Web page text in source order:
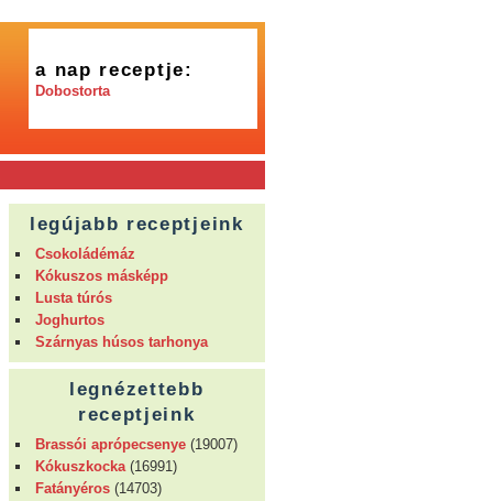
a nap receptje:
Dobostorta
legújabb receptjeink
Csokoládémáz
Kókuszos másképp
Lusta túrós
Joghurtos
Szárnyas húsos tarhonya
legnézettebb
receptjeink
Brassói aprópecsenye (19007)
Kókuszkocka(16991)
Fatányéros (14703)